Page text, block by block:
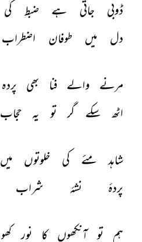
ڈوبی جاتی ہے ضبط کی
دل
میں طوفان اضطراب
مرنے والے فنا بھی پردہ
اٹھ
سکے گر تو یہ حجاب
شاہد مئے کی خلوتوں میں
پردۂ
نشۂ شراب
ہم تو آنکھوں کا نور کھو